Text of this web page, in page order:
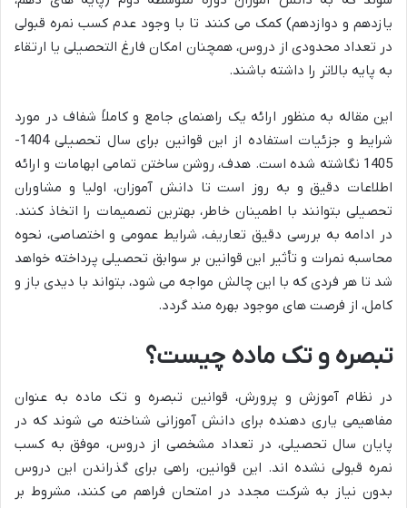
یازدهم و دوازدهم) کمک می کنند تا با وجود عدم کسب نمره قبولی
در تعداد محدودی از دروس، همچنان امکان فارغ التحصیلی یا ارتقاء
به پایه بالاتر را داشته باشند.
این مقاله به منظور ارائه یک راهنمای جامع و کاملاً شفاف در مورد
شرایط و جزئیات استفاده از این قوانین برای سال تحصیلی 1404-
1405 نگاشته شده است. هدف، روشن ساختن تمامی ابهامات و ارائه
اطلاعات دقیق و به روز است تا دانش آموزان، اولیا و مشاوران
تحصیلی بتوانند با اطمینان خاطر، بهترین تصمیمات را اتخاذ کنند.
در ادامه به بررسی دقیق تعاریف، شرایط عمومی و اختصاصی، نحوه
محاسبه نمرات و تأثیر این قوانین بر سوابق تحصیلی پرداخته خواهد
شد تا هر فردی که با این چالش مواجه می شود، بتواند با دیدی باز و
کامل، از فرصت های موجود بهره مند گردد.
تبصره و تک ماده چیست؟
در نظام آموزش و پرورش، قوانین تبصره و تک ماده به عنوان
مفاهیمی یاری دهنده برای دانش آموزانی شناخته می شوند که در
پایان سال تحصیلی، در تعداد مشخصی از دروس، موفق به کسب
نمره قبولی نشده اند. این قوانین، راهی برای گذراندن این دروس
بدون نیاز به شرکت مجدد در امتحان فراهم می کنند، مشروط بر